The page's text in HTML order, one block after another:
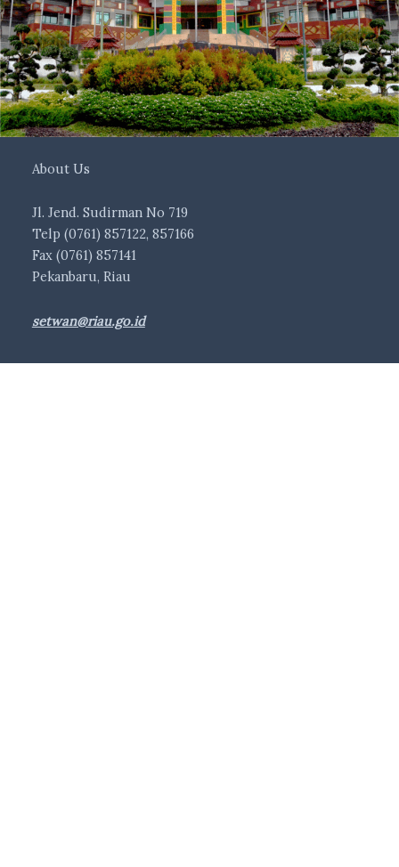
About Us
Jl. Jend. Sudirman No 719
Telp (0761) 857122, 857166
Fax (0761) 857141
Pekanbaru, Riau
setwan@riau.go.id